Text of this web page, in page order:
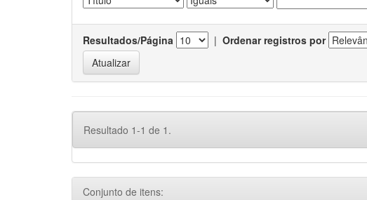
Resultados/Página | Ordenar registros por
Resultado 1-1 de 1.
Conjunto de itens: